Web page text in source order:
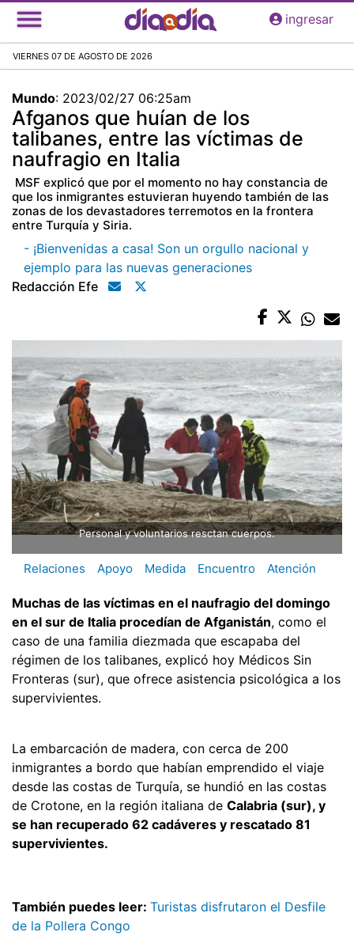
Pasar
al
principal
ingresar
VIERNES 07 DE AGOSTO DE 2026
Mundo: 2023/02/27 06:25am
Afganos que huían de los
talibanes, entre las víctimas de
naufragio en Italia
MSF explicó que por el momento no hay constancia de
que los inmigrantes estuvieran huyendo también de las
zonas de los devastadores terremotos en la frontera
entre Turquía y Siria.
- ¡Bienvenidas a casa! Son un orgullo nacional y
ejemplo para las nuevas generaciones
Redacción Efe
Personal y voluntarios resctan cuerpos.
Relaciones Apoyo Medida Encuentro Atención
Muchas de las víctimas en el naufragio del domingo
en el sur de Italia procedían de Afganistán, como el
caso de una familia diezmada que escapaba del
régimen de los talibanes, explicó hoy Médicos Sin
Fronteras (sur), que ofrece asistencia psicológica a los
supervivientes.
La embarcación de madera, con cerca de 200
inmigrantes a bordo que habían emprendido el viaje
desde las costas de Turquía, se hundió en las costas
de Crotone, en la región italiana de Calabria (sur), y
se han recuperado 62 cadáveres y rescatado 81
supervivientes.
También puedes leer: Turistas disfrutaron el Desfile
de la Pollera Congo